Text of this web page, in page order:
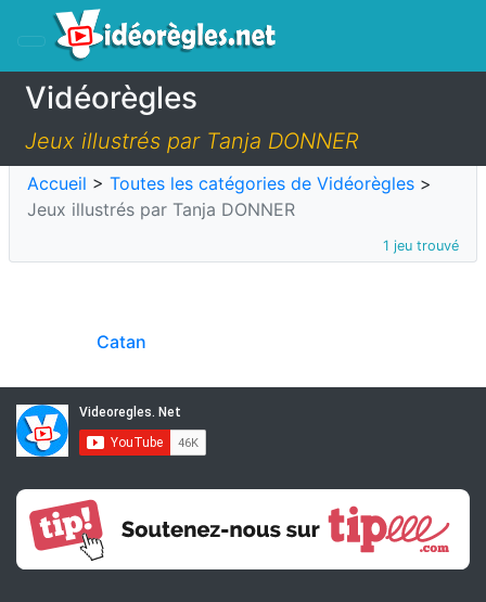
Vidéorègles
Jeux illustrés par Tanja DONNER
Accueil > Toutes les catégories de Vidéorègles >
Jeux illustrés par Tanja DONNER
1 jeu trouvé
Catan